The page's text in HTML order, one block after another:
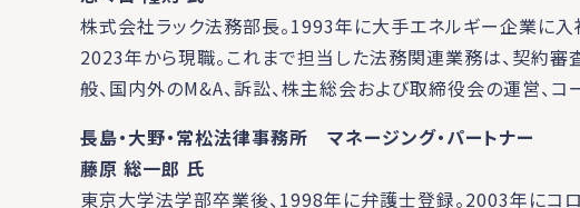
株式会社ラック法務部長。1993年に大手エネルギー企業に入
2023年から現職。これまで担当した法務関連業務は、契約審
般、国内外のM&A、訴訟、株主総会および取締役会の運営、コ
長島・大野・常松法律事務所 マネージング・パートナー
藤原 総一郎 氏
東京大学法学部卒業後、1998年に弁護士登録。2003年にコ